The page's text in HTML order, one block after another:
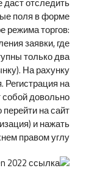
поля в форме
режима торгов:
заявки, где
только два
На рахунку
Регистрация на
довольно
на сайт
и нажать
правом углу.